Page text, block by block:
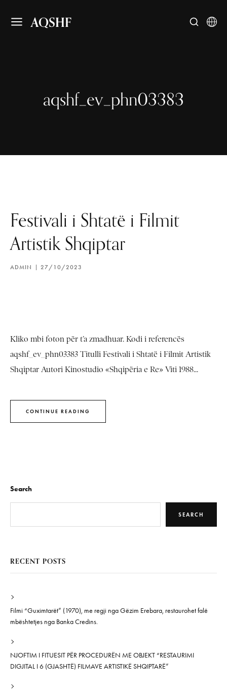
AQSHF
aqshf_ev_phn03383
Festivali i Shtatë i Filmit
Artistik Shqiptar
ADMIN 27/10/2023
Kliko mbi foton për t’a zmadhuar. Kodi i referencës
aqshf_ev_phn03383 Titulli Festivali i Shtatë i Filmit Artistik
Shqiptar Autori Kinostudio «Shqipëria e Re» Viti 1988...
CONTINUE READING
Search
SEARCH
RECENT POSTS
Filmi “Guximtarët” (1970), me regji nga Gëzim Erebara, restaurohet falë
mbështetjes nga Banka Credins.
NJOFTIM I FITUESIT PËR PROCEDURËN ME OBJEKT “RESTAURIMI
DIGJITAL I 6 (GJASHTË) FILMAVE ARTISTIKË SHQIPTARË”